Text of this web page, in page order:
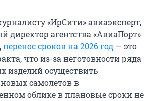
«ИрСити» авиаэксперт,
директор агентства «АвиаПорт»
перенос сроков на 2026 год — это
что из-за неготовности ряда
изделий осуществить
самолетов в
облике в плановые сроки не